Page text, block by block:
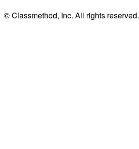
© Classmethod, Inc. All rights reserved.